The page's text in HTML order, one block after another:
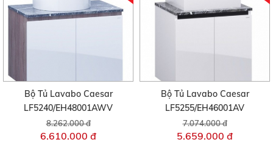
Bộ Tủ Lavabo Caesar
LF5240/EH48001AWV
8.262.000 đ
6.610.000 đ
Bộ Tủ Lavabo Caesar
LF5255/EH46001AV
7.074.000 đ
5.659.000 đ